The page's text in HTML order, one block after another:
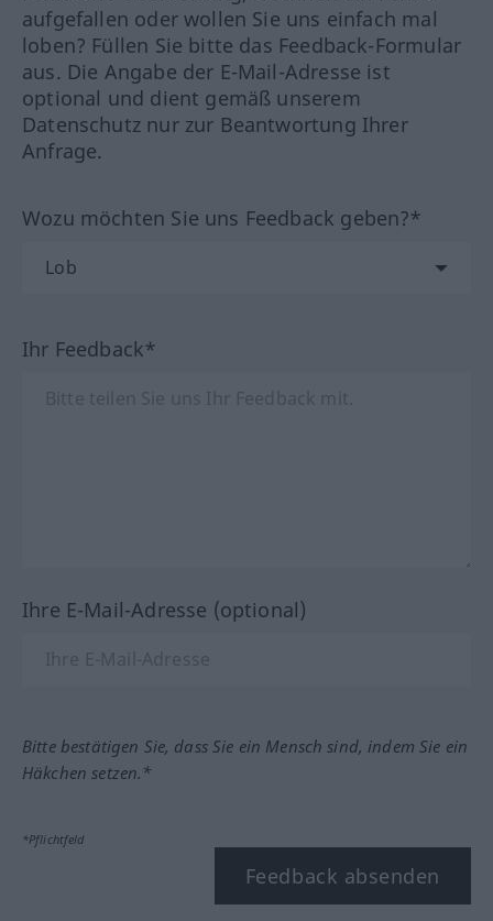
aufgefallen oder wollen Sie uns einfach mal
loben? Füllen Sie bitte das Feedback-Formular
aus. Die Angabe der E-Mail-Adresse ist
optional und dient gemäß unserem
Datenschutz nur zur Beantwortung Ihrer
Anfrage.
Wozu möchten Sie uns Feedback geben?*
Ihr Feedback*
Ihre E-Mail-Adresse (optional)
Bitte bestätigen Sie, dass Sie ein Mensch sind, indem Sie ein
Häkchen setzen.*
*Pflichtfeld
Feedback absenden